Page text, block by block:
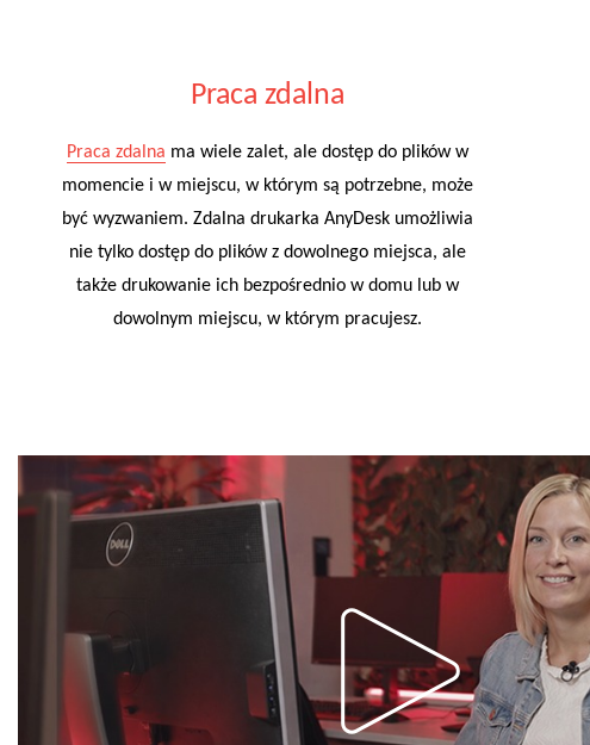
Praca zdalna
Praca zdalna ma wiele zalet, ale dostęp do plików w
momencie i w miejscu, w którym są potrzebne, może
być wyzwaniem. Zdalna drukarka AnyDesk umożliwia
nie tylko dostęp do plików z dowolnego miejsca, ale
także drukowanie ich bezpośrednio w domu lub w
dowolnym miejscu, w którym pracujesz.